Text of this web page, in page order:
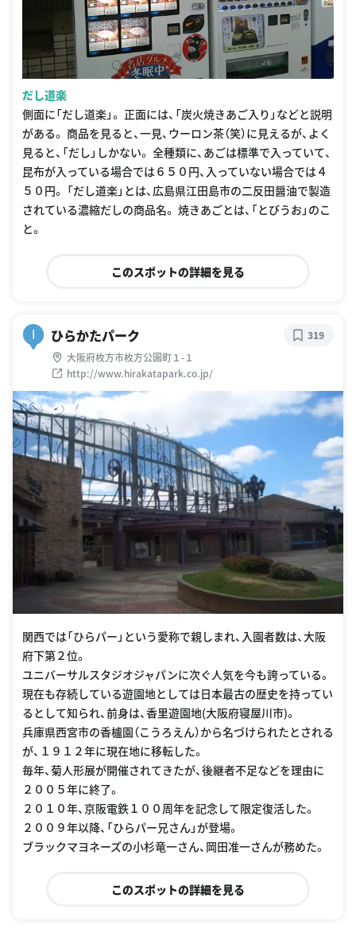
だし道楽
側面に「だし道楽」。 正面には、「炭火焼きあご入り」などと説明
がある。 商品を見ると、一見、ウーロン茶（笑）に見えるが、よく
見ると、「だし」しかない。 全種類に、あごは標準で入っていて、
昆布が入っている場合では６５０円、入っていない場合では４
５０円。 「だし道楽」とは、広島県江田島市の二反田醤油で製造
されている濃縮だしの商品名。 焼きあごとは、「とびうお」のこ
と。
このスポットの詳細を見る
I ひらかたパーク
大阪府枚方市枚方公園町１-１
http://www.hirakatapark.co.jp/
319
関西では「ひらパー」という愛称で親しまれ、入園者数は、大阪
府下第２位。
ユニバーサルスタジオジャパンに次ぐ人気を今も誇っている。
現在も存続している遊園地としては日本最古の歴史を持ってい
るとして知られ、前身は、香里遊園地(大阪府寝屋川市)。
兵庫県西宮市の香櫨園（こうろえん）から名づけられたとされる
が、１９１２年に現在地に移転した。
毎年、菊人形展が開催されてきたが、後継者不足などを理由に
２００５年に終了。
２０１０年、京阪電鉄１００周年を記念して限定復活した。
２００９年以降、「ひらパー兄さん」が登場。
ブラックマヨネーズの小杉竜一さん、岡田准一さんが務めた。
このスポットの詳細を見る